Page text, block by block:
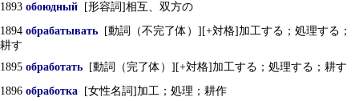
1893 обоюдный [形容詞]相互、双方の
1894 обрабатывать [動詞（不完了体）][+対格]加工する；処理する；
耕す
1895 обработать [動詞（完了体）][+対格]加工する；処理する；耕す
1896 обработка [女性名詞]加工；処理；耕作